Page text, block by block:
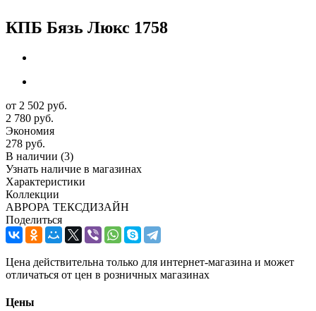
КПБ Бязь Люкс 1758
от 2 502 руб.
2 780 руб.
Экономия
278 руб.
В наличии (3)
Узнать наличие в магазинах
Характеристики
Коллекции
АВРОРА ТЕКСДИЗАЙН
Поделиться
Цена действительна только для интернет-магазина и может
отличаться от цен в розничных магазинах
Цены